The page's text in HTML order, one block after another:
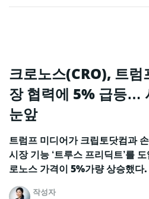
크로노스(CRO), 트럼
장 협력에 5% 급등…
눈앞
트럼프 미디어가 크립토닷컴과
시장 기능 ‘트루스 프리딕트’를
로노스 가격이 5%가량 상승했다.
작성자